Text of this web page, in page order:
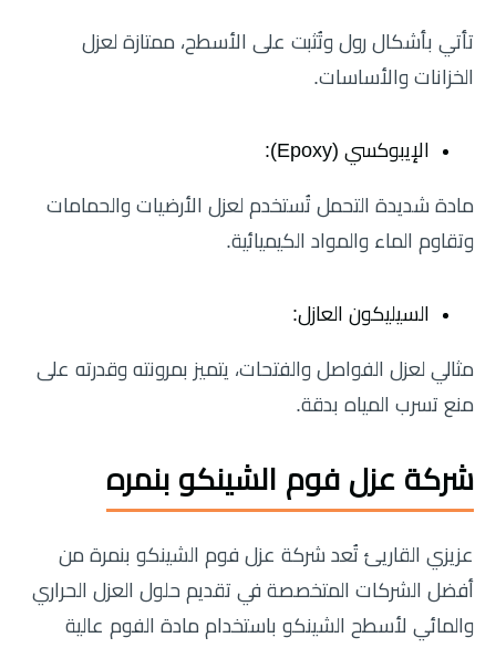
تأتي بأشكال رول وتُثبت على الأسطح، ممتازة لعزل
الخزانات والأساسات.
الإيبوكسي (Epoxy):
مادة شديدة التحمل تُستخدم لعزل الأرضيات والحمامات
وتقاوم الماء والمواد الكيميائية.
السيليكون العازل:
مثالي لعزل الفواصل والفتحات، يتميز بمرونته وقدرته على
منع تسرب المياه بدقة.
شركة عزل فوم الشينكو بنمره
عزيزي القاريئ تُعد شركة عزل فوم الشينكو بنمرة من
أفضل الشركات المتخصصة في تقديم حلول العزل الحراري
والمائي لأسطح الشينكو باستخدام مادة الفوم عالية